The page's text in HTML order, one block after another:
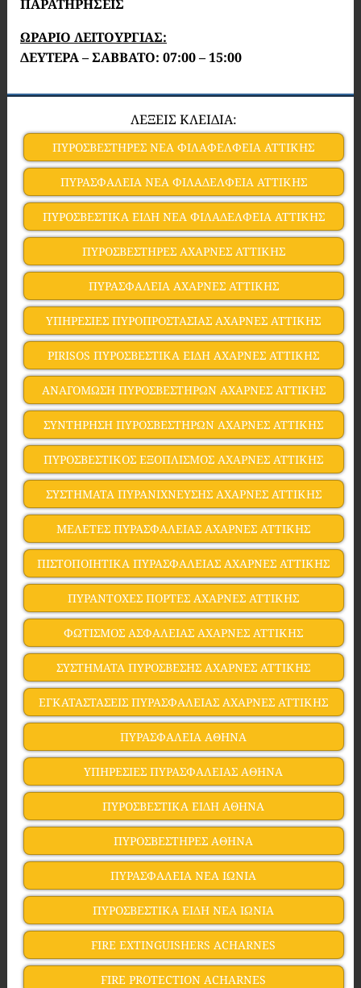
ΠΑΡΑΤΗΡΗΣΕΙΣ
ΩΡΑΡΙΟ ΛΕΙΤΟΥΡΓΙΑΣ:
ΔΕΥΤΕΡΑ – ΣΑΒΒΑΤΟ: 07:00 – 15:00
ΛΕΞΕΙΣ ΚΛΕΙΔΙΑ:
ΠΥΡΟΣΒΕΣΤΗΡΕΣ ΝΕΑ ΦΙΛΑΦΕΛΦΕΙΑ ΑΤΤΙΚΗΣ
ΠΥΡΑΣΦΑΛΕΙΑ ΝΕΑ ΦΙΛΑΔΕΛΦΕΙΑ ΑΤΤΙΚΗΣ
ΠΥΡΟΣΒΕΣΤΙΚΑ ΕΙΔΗ ΝΕΑ ΦΙΛΑΔΕΛΦΕΙΑ ΑΤΤΙΚΗΣ
ΠΥΡΟΣΒΕΣΤΗΡΕΣ ΑΧΑΡΝΕΣ ΑΤΤΙΚΗΣ
ΠΥΡΑΣΦΑΛΕΙΑ ΑΧΑΡΝΕΣ ΑΤΤΙΚΗΣ
ΥΠΗΡΕΣΙΕΣ ΠΥΡΟΠΡΟΣΤΑΣΙΑΣ ΑΧΑΡΝΕΣ ΑΤΤΙΚΗΣ
PIRISOS ΠΥΡΟΣΒΕΣΤΙΚΑ ΕΙΔΗ ΑΧΑΡΝΕΣ ΑΤΤΙΚΗΣ
ΑΝΑΓΟΜΩΣΗ ΠΥΡΟΣΒΕΣΤΗΡΩΝ ΑΧΑΡΝΕΣ ΑΤΤΙΚΗΣ
ΣΥΝΤΗΡΗΣΗ ΠΥΡΟΣΒΕΣΤΗΡΩΝ ΑΧΑΡΝΕΣ ΑΤΤΙΚΗΣ
ΠΥΡΟΣΒΕΣΤΙΚΟΣ ΕΞΟΠΛΙΣΜΟΣ ΑΧΑΡΝΕΣ ΑΤΤΙΚΗΣ
ΣΥΣΤΗΜΑΤΑ ΠΥΡΑΝΙΧΝΕΥΣΗΣ ΑΧΑΡΝΕΣ ΑΤΤΙΚΗΣ
ΜΕΛΕΤΕΣ ΠΥΡΑΣΦΑΛΕΙΑΣ ΑΧΑΡΝΕΣ ΑΤΤΙΚΗΣ
ΠΙΣΤΟΠΟΙΗΤΙΚΑ ΠΥΡΑΣΦΑΛΕΙΑΣ ΑΧΑΡΝΕΣ ΑΤΤΙΚΗΣ
ΠΥΡΑΝΤΟΧΕΣ ΠΟΡΤΕΣ ΑΧΑΡΝΕΣ ΑΤΤΙΚΗΣ
ΦΩΤΙΣΜΟΣ ΑΣΦΑΛΕΙΑΣ ΑΧΑΡΝΕΣ ΑΤΤΙΚΗΣ
ΣΥΣΤΗΜΑΤΑ ΠΥΡΟΣΒΕΣΗΣ ΑΧΑΡΝΕΣ ΑΤΤΙΚΗΣ
ΕΓΚΑΤΑΣΤΑΣΕΙΣ ΠΥΡΑΣΦΑΛΕΙΑΣ ΑΧΑΡΝΕΣ ΑΤΤΙΚΗΣ
ΠΥΡΑΣΦΑΛΕΙΑ ΑΘΗΝΑ
ΥΠΗΡΕΣΙΕΣ ΠΥΡΑΣΦΑΛΕΙΑΣ ΑΘΗΝΑ
ΠΥΡΟΣΒΕΣΤΙΚΑ ΕΙΔΗ ΑΘΗΝΑ
ΠΥΡΟΣΒΕΣΤΗΡΕΣ ΑΘΗΝΑ
ΠΥΡΑΣΦΑΛΕΙΑ ΝΕΑ ΙΩΝΙΑ
ΠΥΡΟΣΒΕΣΤΙΚΑ ΕΙΔΗ ΝΕΑ ΙΩΝΙΑ
FIRE EXTINGUISHERS ACHARNES
FIRE PROTECTION ACHARNES